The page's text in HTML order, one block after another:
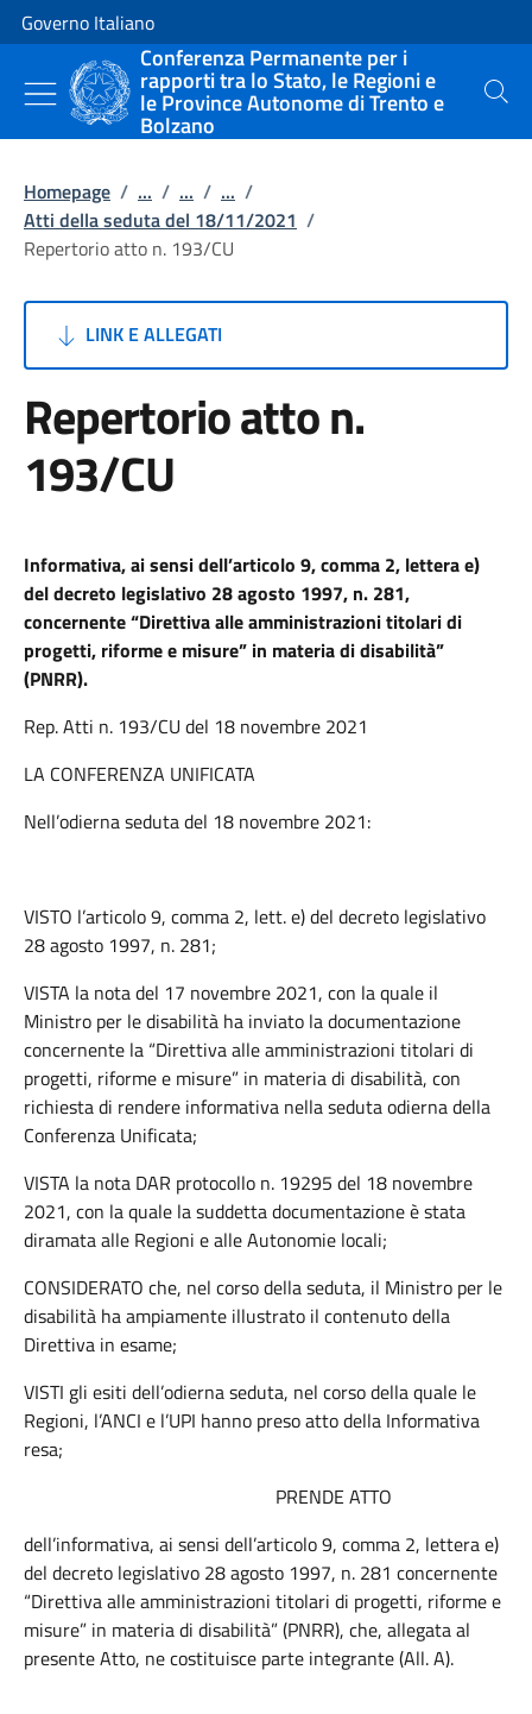
Vai al contenuto
Vai alla navigazione del sito
Governo Italiano
Conferenza Permanente per i
rapporti tra lo Stato, le Regioni e
le Province Autonome di Trento e
Bolzano
Cerca
Homepage / ... / ... / ... /
Atti della seduta del 18/11/2021 /
Repertorio atto n. 193/CU
LINK E ALLEGATI
Repertorio atto n.
193/CU
Informativa, ai sensi dell’articolo 9, comma 2, lettera e)
del decreto legislativo 28 agosto 1997, n. 281,
concernente “Direttiva alle amministrazioni titolari di
progetti, riforme e misure” in materia di disabilità”
(PNRR).
Rep. Atti n. 193/CU del 18 novembre 2021
LA CONFERENZA UNIFICATA
Nell’odierna seduta del 18 novembre 2021:
VISTO l’articolo 9, comma 2, lett. e) del decreto legislativo
28 agosto 1997, n. 281;
VISTA la nota del 17 novembre 2021, con la quale il
Ministro per le disabilità ha inviato la documentazione
concernente la “Direttiva alle amministrazioni titolari di
progetti, riforme e misure” in materia di disabilità, con
richiesta di rendere informativa nella seduta odierna della
Conferenza Unificata;
VISTA la nota DAR protocollo n. 19295 del 18 novembre
2021, con la quale la suddetta documentazione è stata
diramata alle Regioni e alle Autonomie locali;
CONSIDERATO che, nel corso della seduta, il Ministro per le
disabilità ha ampiamente illustrato il contenuto della
Direttiva in esame;
VISTI gli esiti dell’odierna seduta, nel corso della quale le
Regioni, l’ANCI e l’UPI hanno preso atto della Informativa
resa;
PRENDE ATTO
dell’informativa, ai sensi dell’articolo 9, comma 2, lettera e)
del decreto legislativo 28 agosto 1997, n. 281 concernente
“Direttiva alle amministrazioni titolari di progetti, riforme e
misure” in materia di disabilità” (PNRR), che, allegata al
presente Atto, ne costituisce parte integrante (All. A).